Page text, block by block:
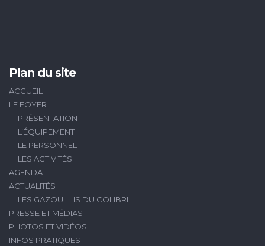
Plan du site
ACCUEIL
LE FOYER
PRÉSENTATION
L’ÉQUIPEMENT
LE PERSONNEL
LES ACTIVITÉS
AGENDA
ACTUALITÉS
LES GAZOUILLIS DU COLIBRI
PRESSE ET MÉDIAS
PHOTOS ET VIDÉOS
INFOS PRATIQUES